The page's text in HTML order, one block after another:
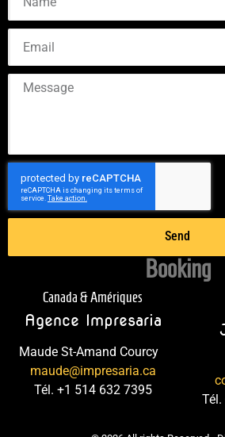
Send
Booking
Canada & Amériques
Agence Impresaria
Maude St-Amand Courcy
maude@impresaria.ca
Tél. +1 514 632 7395